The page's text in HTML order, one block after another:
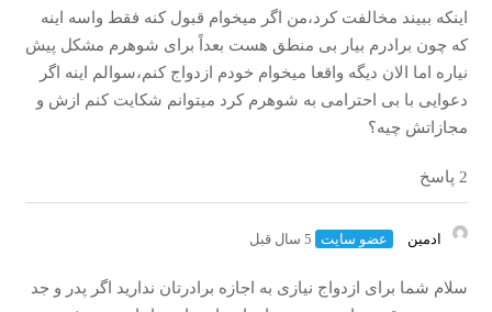
اینکه ببیند مخالفت کرد،من اگر میخوام قبول کنه فقط واسه اینه
که چون برادرم بیار بی منطق هست بعداً برای شوهرم مشکل پیش
نیاره اما الان دیگه واقعا میخوام خودم ازدواج کنم،سوالم اینه اگر
دعوایی با بی احترامی به شوهرم کرد میتوانم شکایت کنم ازش و
مجازاتش چیه؟
2 پاسخ
ادمین عضو سایت
سلام شما برای ازدواج نیازی به اجازه برادرتان ندارید اگر پدر و جد